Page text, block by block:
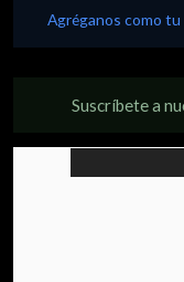
Agréganos como
Suscríbete a